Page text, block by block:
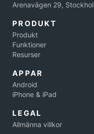
Arenavägen 29,
PRODUKT
Produkt
Funktioner
Resurser
APPAR
Android
iPhone & iPad
LEGAL
Allmänna villkor